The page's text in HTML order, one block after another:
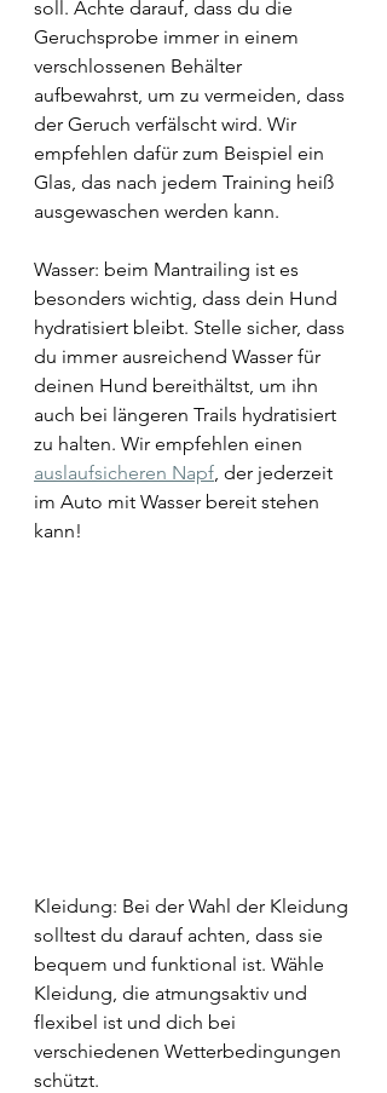
soll. Achte darauf, dass du die
Geruchsprobe immer in einem
verschlossenen Behälter
aufbewahrst, um zu vermeiden, dass
der Geruch verfälscht wird. Wir
empfehlen dafür zum Beispiel ein
Glas, das nach jedem Training heiß
ausgewaschen werden kann.
Wasser: beim Mantrailing ist es
besonders wichtig, dass dein Hund
hydratisiert bleibt. Stelle sicher, dass
du immer ausreichend Wasser für
deinen Hund bereithältst, um ihn
auch bei längeren Trails hydratisiert
zu halten. Wir empfehlen einen
auslaufsicheren Napf, der jederzeit
im Auto mit Wasser bereit stehen
kann!
Kleidung: Bei der Wahl der Kleidung
solltest du darauf achten, dass sie
bequem und funktional ist. Wähle
Kleidung, die atmungsaktiv und
flexibel ist und dich bei
verschiedenen Wetterbedingungen
schützt.